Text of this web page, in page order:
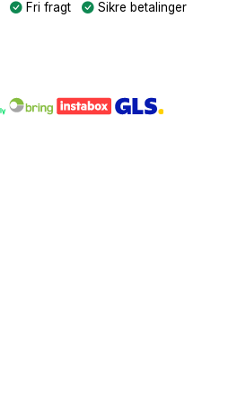
Fri fragt Sikre betalinger